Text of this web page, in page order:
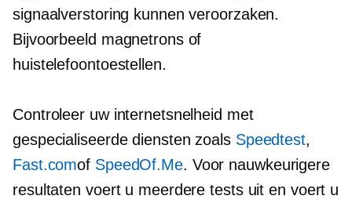
signaalverstoring kunnen veroorzaken.
Bijvoorbeeld magnetrons of
huistelefoontoestellen.
Controleer uw internetsnelheid met
gespecialiseerde diensten zoals Speedtest,
Fast.comof SpeedOf.Me. Voor nauwkeurigere
resultaten voert u meerdere tests uit en voert u